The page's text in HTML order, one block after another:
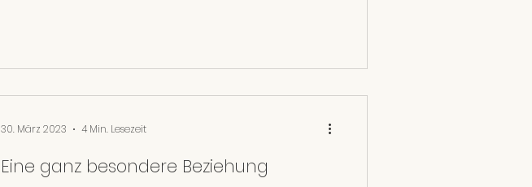
Eine ganz besondere Beziehung
30. März 2023 4 Min. Lesezeit